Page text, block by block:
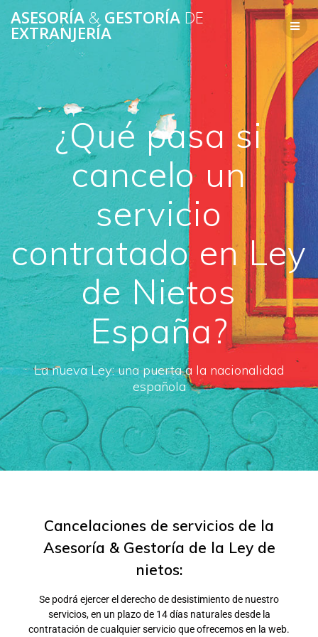
ASESORÍA & GESTORÍA DE
EXTRANJERÍA
¿Qué pasa si
cancelo un
servicio
contratado en Ley
de Nietos
España?
La nueva Ley: una puerta a la nacionalidad
española
Cancelaciones de servicios de la
Asesoría & Gestoría de la Ley de
nietos:
Se podrá ejercer el derecho de desistimiento de nuestro
servicios, en un plazo de 14 días naturales desde la
contratación de cualquier servicio que ofrecemos en la web.